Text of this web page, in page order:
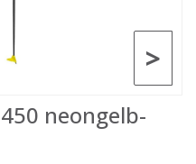
>
neongelb-